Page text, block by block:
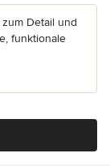
Detail und
funktionale